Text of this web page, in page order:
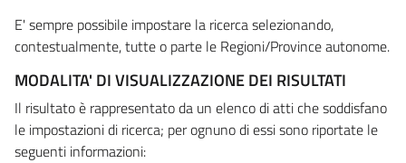
E' sempre possibile impostare la ricerca selezionando,
contestualmente, tutte o parte le Regioni/Province autonome.
MODALITA' DI VISUALIZZAZIONE DEI RISULTATI
Il risultato è rappresentato da un elenco di atti che soddisfano
le impostazioni di ricerca; per ognuno di essi sono riportate le
seguenti informazioni: